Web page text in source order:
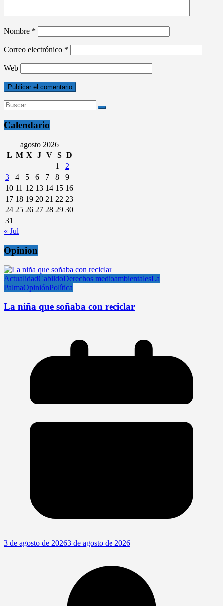
Nombre *
Correo electrónico *
Web
Calendario
agosto 2026
L M X J V S D
1
2
3
4 5 6 7 8
9
10 11 12 13 14 15 16
17 18 19 20 21 22 23
24 25 26 27 28 29 30
31
« Jul
Opinion
ActualidadCabildoDerechos medioambientalesLa
PalmaOpiniónPolítica
La niña que soñaba con reciclar
3 de agosto de 20263 de agosto de 2026